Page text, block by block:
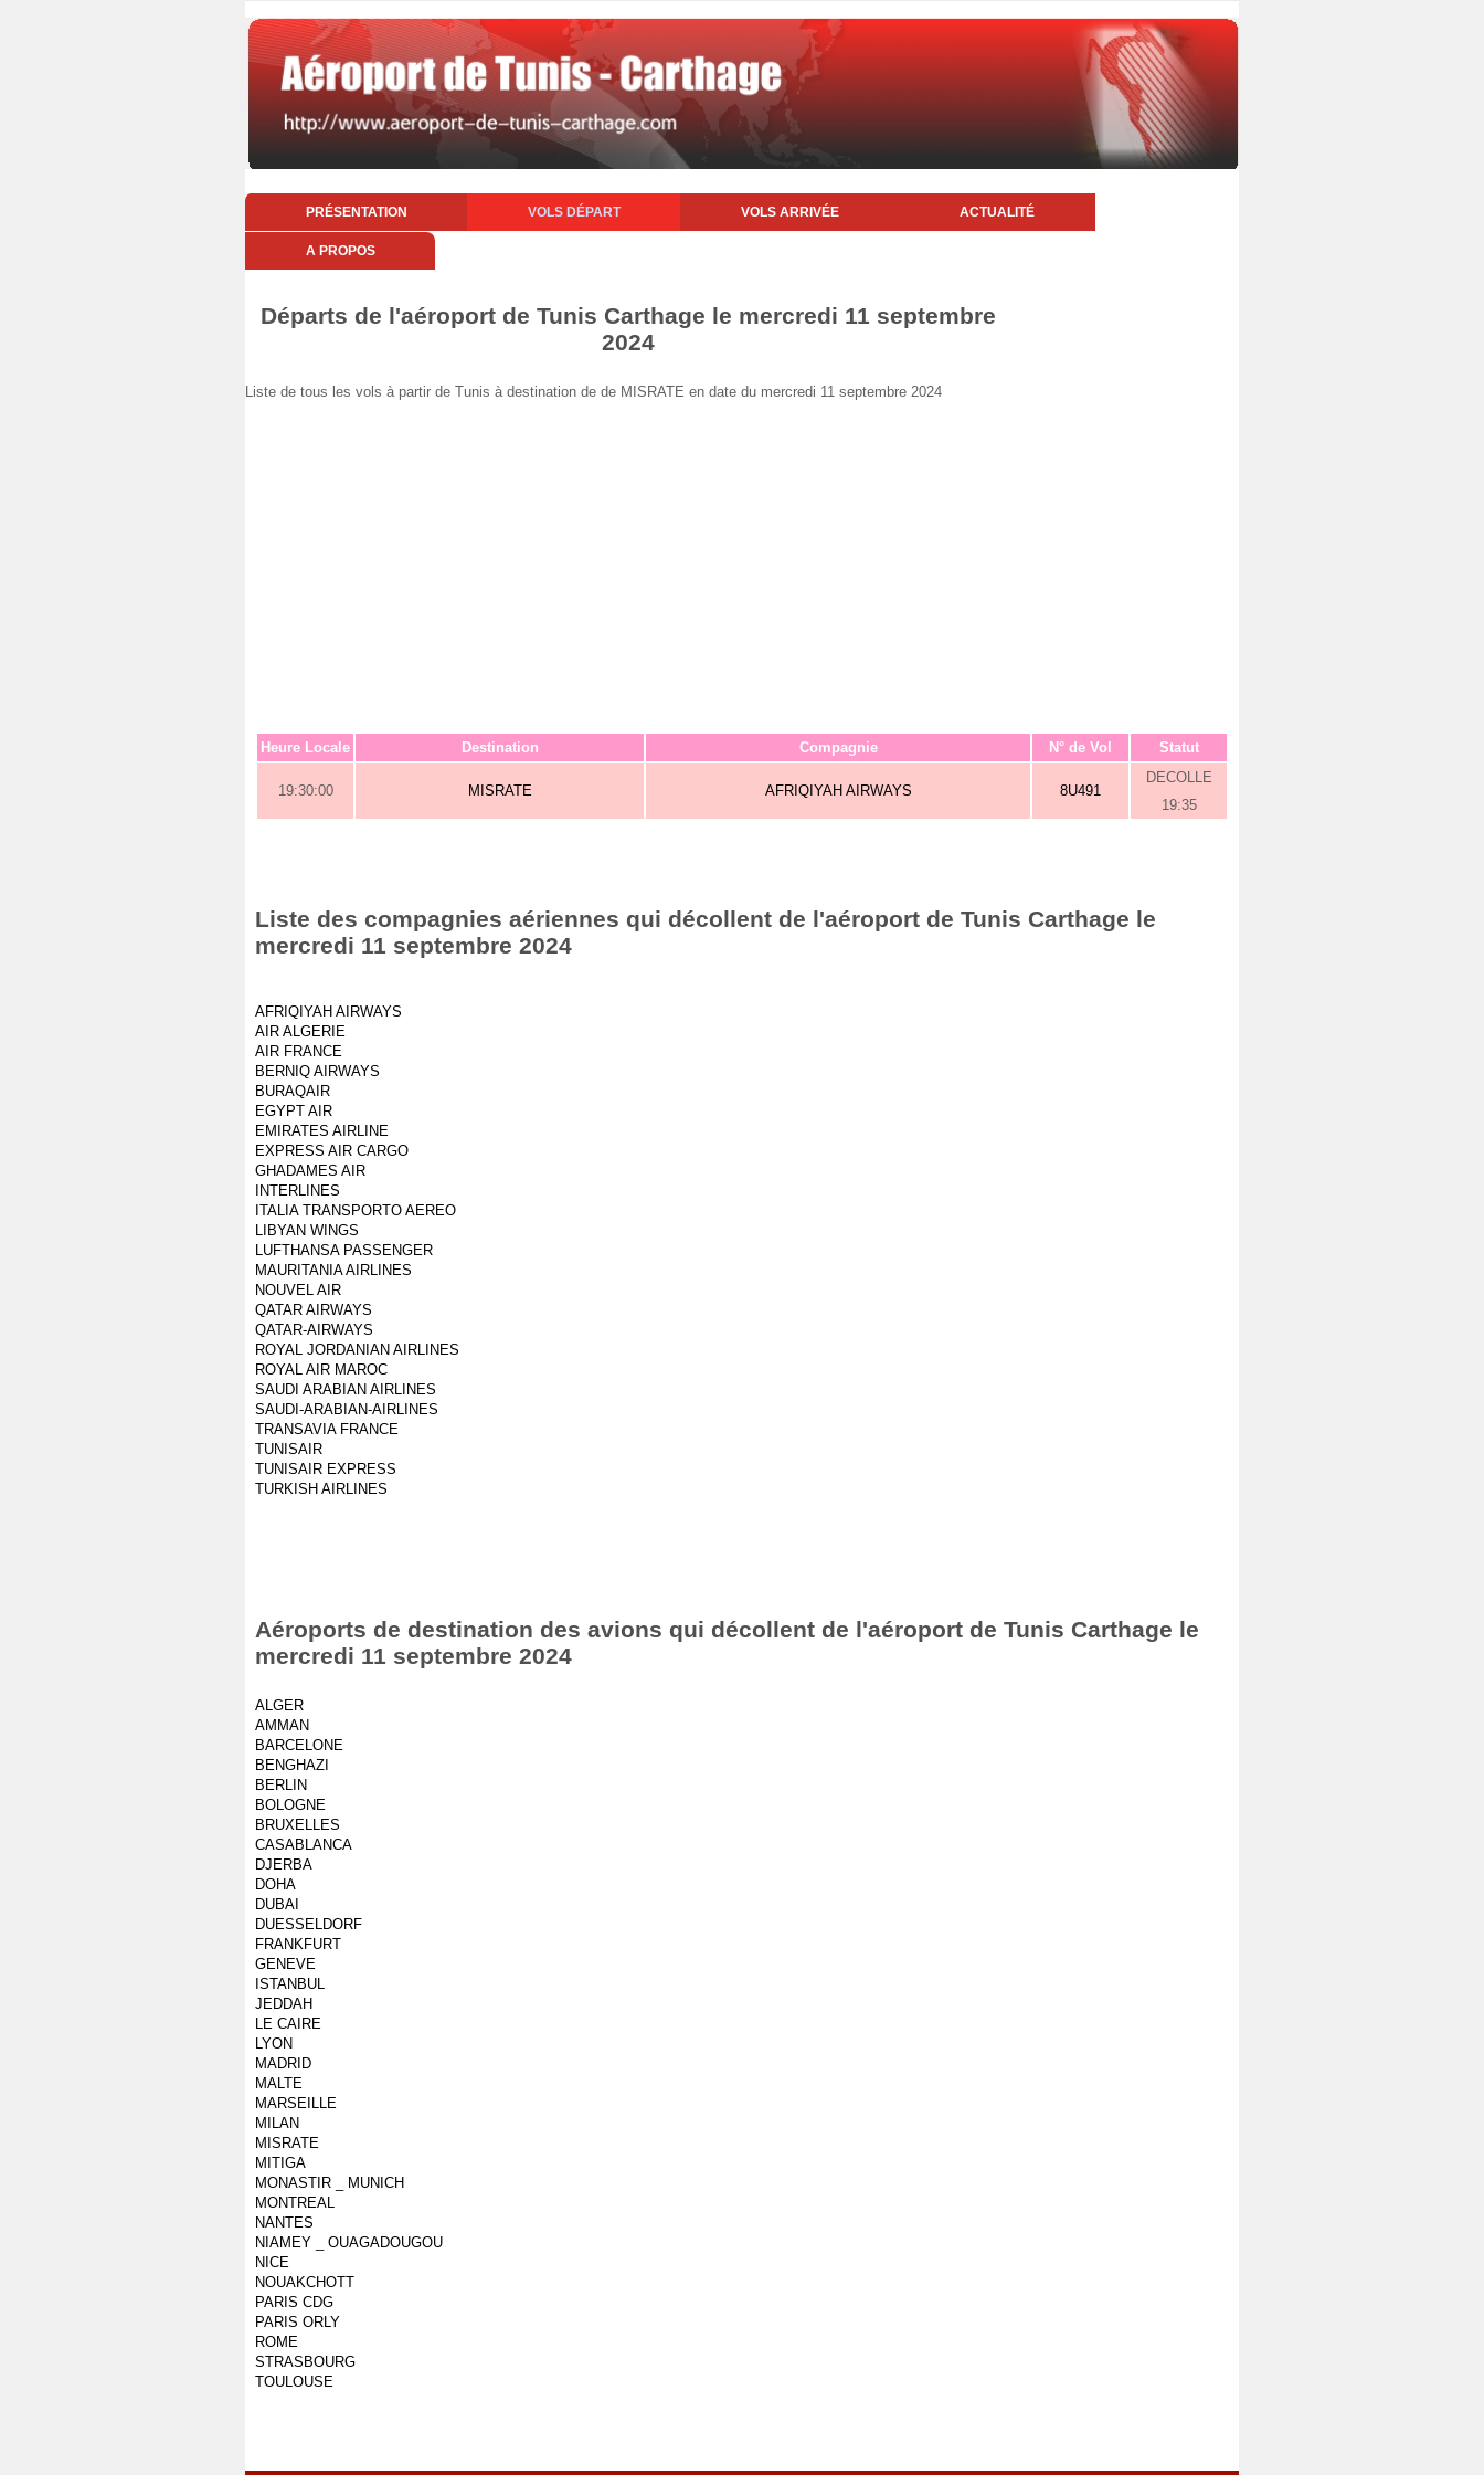
PRÉSENTATION VOLS DÉPART VOLS ARRIVÉE ACTUALITÉ
A PROPOS
Départs de l'aéroport de Tunis Carthage le mercredi 11 septembre
2024
Liste de tous les vols à partir de Tunis à destination de de MISRATE en date du mercredi 11 septembre 2024
Heure Locale Destination Compagnie N° de Vol Statut
19:30:00 MISRATE AFRIQIYAH AIRWAYS 8U491
DECOLLE
19:35
Liste des compagnies aériennes qui décollent de l'aéroport de Tunis Carthage le
mercredi 11 septembre 2024
AFRIQIYAH AIRWAYS
AIR ALGERIE
AIR FRANCE
BERNIQ AIRWAYS
BURAQAIR
EGYPT AIR
EMIRATES AIRLINE
EXPRESS AIR CARGO
GHADAMES AIR
INTERLINES
ITALIA TRANSPORTO AEREO
LIBYAN WINGS
LUFTHANSA PASSENGER
MAURITANIA AIRLINES
NOUVEL AIR
QATAR AIRWAYS
QATAR-AIRWAYS
ROYAL JORDANIAN AIRLINES
ROYAL AIR MAROC
SAUDI ARABIAN AIRLINES
SAUDI-ARABIAN-AIRLINES
TRANSAVIA FRANCE
TUNISAIR
TUNISAIR EXPRESS
TURKISH AIRLINES
Aéroports de destination des avions qui décollent de l'aéroport de Tunis Carthage le
mercredi 11 septembre 2024
ALGER
AMMAN
BARCELONE
BENGHAZI
BERLIN
BOLOGNE
BRUXELLES
CASABLANCA
DJERBA
DOHA
DUBAI
DUESSELDORF
FRANKFURT
GENEVE
ISTANBUL
JEDDAH
LE CAIRE
LYON
MADRID
MALTE
MARSEILLE
MILAN
MISRATE
MITIGA
MONASTIR _ MUNICH
MONTREAL
NANTES
NIAMEY _ OUAGADOUGOU
NICE
NOUAKCHOTT
PARIS CDG
PARIS ORLY
ROME
STRASBOURG
TOULOUSE